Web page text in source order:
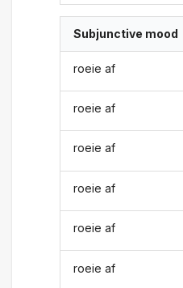
Subjunctive mood
roeie af
roeie af
roeie af
roeie af
roeie af
roeie af